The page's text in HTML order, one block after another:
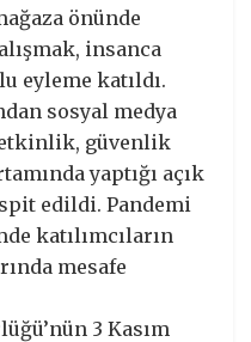
önünde
insanca
eyleme katıldı.
sosyal medya
etkinlik, güvenlik
yaptığı açık
edildi. Pandemi
katılımcıların
mesafe
3 Kasım